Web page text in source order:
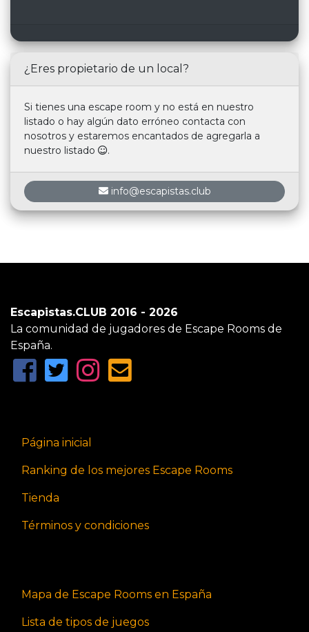
¿Eres propietario de un local?
Si tienes una escape room y no está en nuestro
listado o hay algún dato erróneo contacta con
nosotros y estaremos encantados de agregarla a
nuestro listado
.
info@escapistas.club
Escapistas.CLUB 2016 - 2026
La comunidad de jugadores de Escape Rooms de
España.
Página inicial
Ranking de los mejores Escape Rooms
Tienda
Términos y condiciones
Mapa de Escape Rooms en España
Lista de tipos de juegos